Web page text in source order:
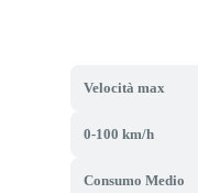
Velocità max
0-100 km/h
Consumo Medio